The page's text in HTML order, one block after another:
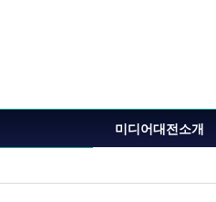
가
미디어대전소개